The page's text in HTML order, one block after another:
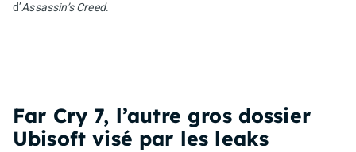
d’Assassin’s Creed.
Far Cry 7, l’autre gros dossier
Ubisoft visé par les leaks